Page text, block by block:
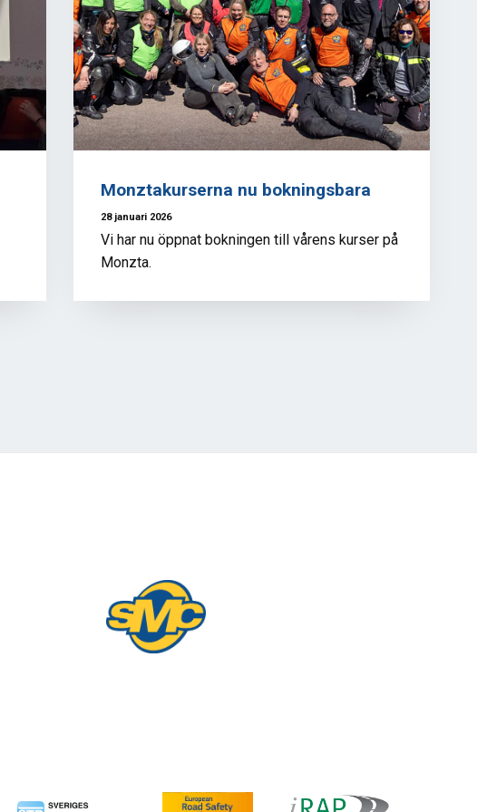
Monztakurserna nu bokningsbara
28 januari 2026
Vi har nu öppnat bokningen till vårens kurser på
Monzta.